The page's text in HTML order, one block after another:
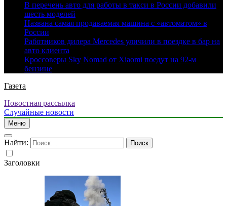
В перечень авто для работы в такси в России добавили
шесть моделей
Названа самая продаваемая машина с «автоматом» в
России
Работников дилера Mercedes уличили в поездке в бар на
авто клиента
Кроссоверы Sky Nomad от Xiaomi поедут на 92-м
бензине
Газета
Новостная рассылка
Случайные новости
Меню
Найти:
Заголовки